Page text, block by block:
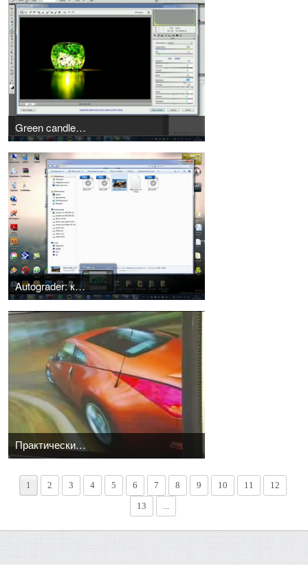
Green candle: как это делалось!
Autograder: как это делалось!
Практические советы как сфотографировать автомобиль.
1 2 3 4 5 6 7 8 9 10 11
12
13
...